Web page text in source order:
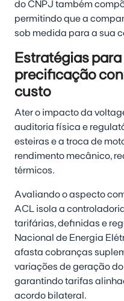
do CNPJ também
permitindo que a
sob medida para a sua
Estratégias
precificação
custo
Ater o impacto da
auditoria física e
esteiras e a troca de
rendimento mecânico,
térmicos.
Avaliando o aspecto
ACL isola a
tarifárias, definidas e
Nacional de Energia
afasta cobranças
variações de geração
garantindo tarifas
acordo bilateral.